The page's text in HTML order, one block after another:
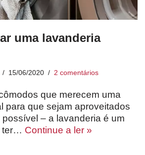
uma lavanderia
15/06/2020 2 comentários
que merecem uma
para que sejam aproveitados
– a lavanderia é um
ter… Continue a ler »